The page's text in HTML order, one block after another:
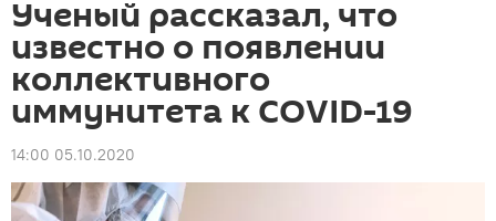
Ученый рассказал, что
известно о появлении
коллективного
иммунитета к COVID-19
14:00 05.10.2020